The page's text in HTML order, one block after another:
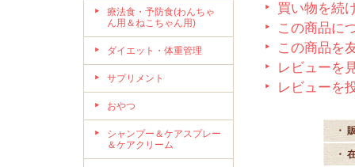
療法食・予防食(わんちゃ
ん用＆ねこちゃん用)
ダイエット・体重管理
サプリメント
おやつ
シャンプー＆ケアスプレー
＆ケアクリーム
買い物を続
この商品に
この商品を
レビューを
レビューを
・
・